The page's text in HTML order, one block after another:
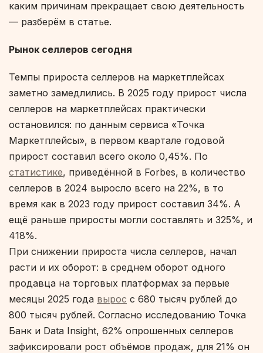
каким причинам прекращает свою деятельность
— разберём в статье.
Рынок селлеров сегодня
Темпы прироста селлеров на маркетплейсах
заметно замедлились. В 2025 году прирост числа
селлеров на маркетплейсах практически
остановился: по данным сервиса «Точка
Маркетплейсы», в первом квартале годовой
прирост составил всего около 0,45%. По
статистике, приведённой в Forbes, в количество
селлеров в 2024 выросло всего на 22%, в то
время как в 2023 году прирост составил 34%. А
ещё раньше приросты могли составлять и 325%, и
418%.
При снижении прироста числа селлеров, начал
расти и их оборот: в среднем оборот одного
продавца на торговых платформах за первые
месяцы 2025 года вырос с 680 тысяч рублей до
800 тысяч рублей. Согласно исследованию Точка
Банк и Data Insight, 62% опрошенных селлеров
зафиксировали рост объёмов продаж, для 21% он